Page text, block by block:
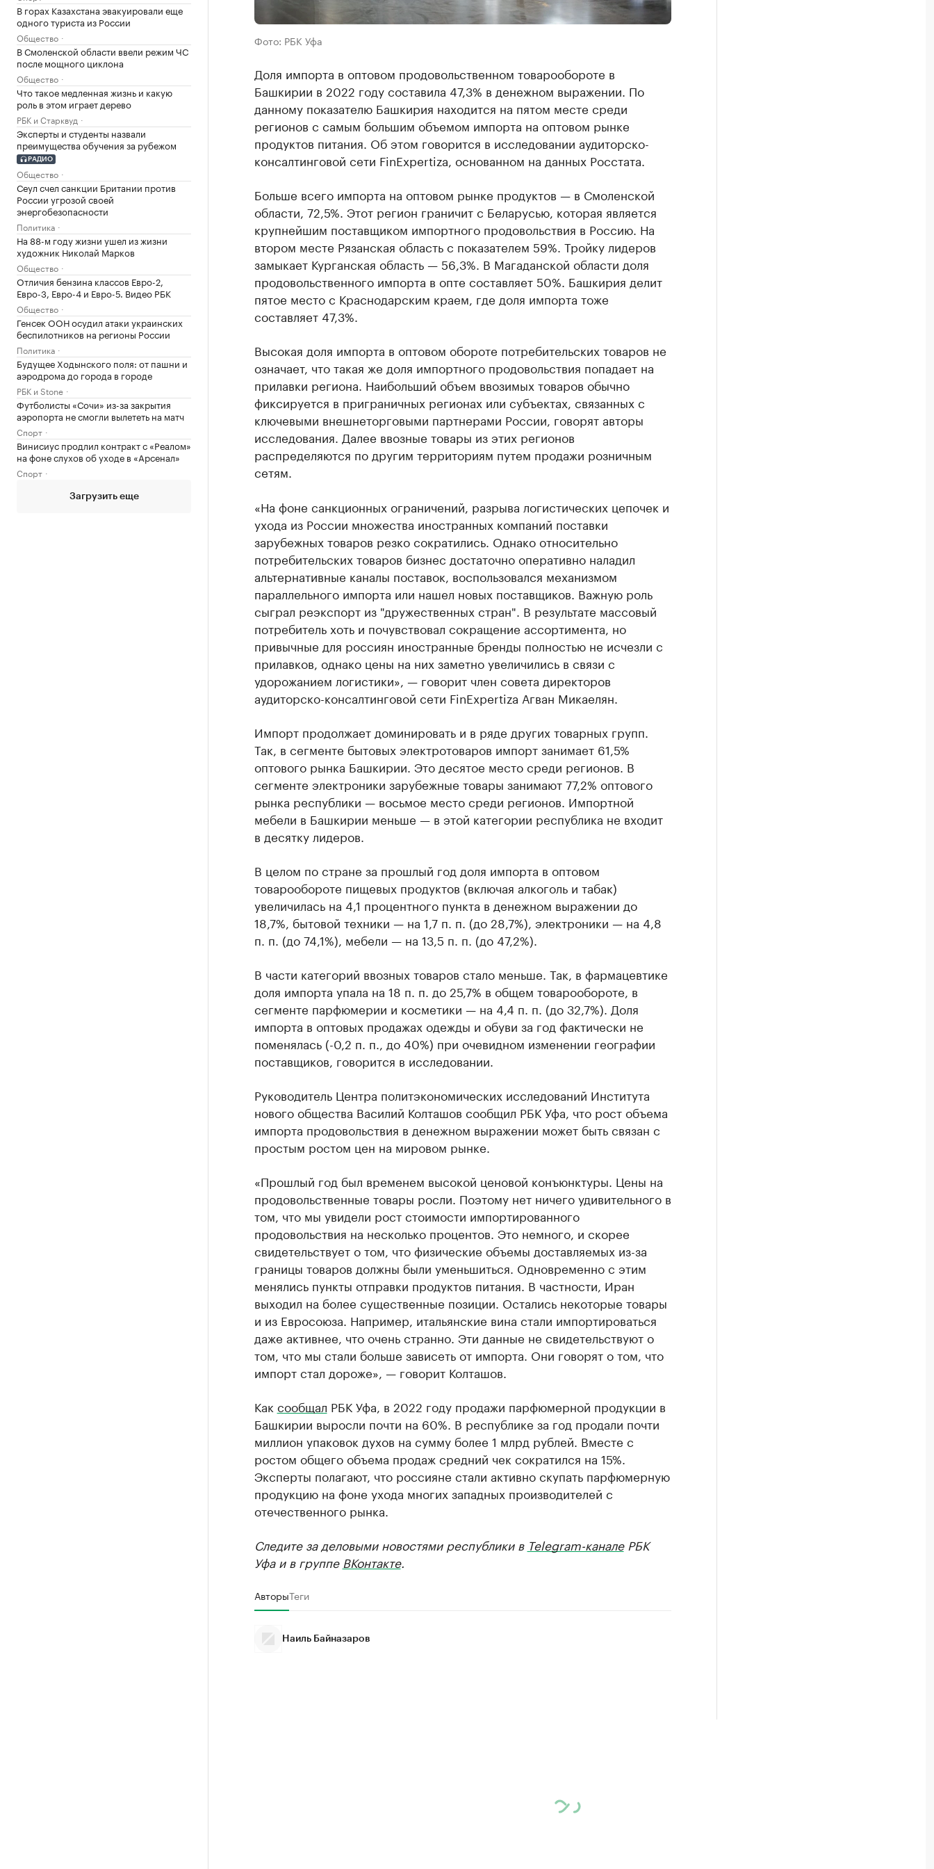
В горах Казахстана эвакуировали еще
одного туриста из России
Общество
В Смоленской области ввели режим ЧС
после мощного циклона
Общество
Что такое медленная жизнь и какую
роль в этом играет дерево
РБК и Старквуд
Эксперты и студенты назвали
преимущества обучения за рубежом
РАДИО
Общество
Сеул счел санкции Британии против
России угрозой своей
энергобезопасности
Политика
На 88-м году жизни ушел из жизни
художник Николай Марков
Общество
Отличия бензина классов Евро-2,
Евро-3, Евро-4 и Евро-5. Видео РБК
Общество
Генсек ООН осудил атаки украинских
беспилотников на регионы России
Политика
Будущее Ходынского поля: от пашни и
аэродрома до города в городе
РБК и Stone
Футболисты «Сочи» из-за закрытия
аэропорта не смогли вылететь на матч
Спорт
Винисиус продлил контракт с «Реалом»
на фоне слухов об уходе в «Арсенал»
Спорт
Загрузить еще
Фото: РБК Уфа
Доля импорта в оптовом продовольственном товарообороте в
Башкирии в 2022 году составила 47,3% в денежном выражении. По
данному показателю Башкирия находится на пятом месте среди
регионов с самым большим объемом импорта на оптовом рынке
продуктов питания. Об этом говорится в исследовании аудиторско-
консалтинговой сети FinExpertiza, основанном на данных Росстата.
Больше всего импорта на оптовом рынке продуктов — в Смоленской
области, 72,5%. Этот регион граничит с Беларусью, которая является
крупнейшим поставщиком импортного продовольствия в Россию. На
втором месте Рязанская область с показателем 59%. Тройку лидеров
замыкает Курганская область — 56,3%. В Магаданской области доля
продовольственного импорта в опте составляет 50%. Башкирия делит
пятое место с Краснодарским краем, где доля импорта тоже
составляет 47,3%.
Высокая доля импорта в оптовом обороте потребительских товаров не
означает, что такая же доля импортного продовольствия попадает на
прилавки региона. Наибольший объем ввозимых товаров обычно
фиксируется в приграничных регионах или субъектах, связанных с
ключевыми внешнеторговыми партнерами России, говорят авторы
исследования. Далее ввозные товары из этих регионов
распределяются по другим территориям путем продажи розничным
сетям.
«На фоне санкционных ограничений, разрыва логистических цепочек и
ухода из России множества иностранных компаний поставки
зарубежных товаров резко сократились. Однако относительно
потребительских товаров бизнес достаточно оперативно наладил
альтернативные каналы поставок, воспользовался механизмом
параллельного импорта или нашел новых поставщиков. Важную роль
сыграл реэкспорт из "дружественных стран". В результате массовый
потребитель хоть и почувствовал сокращение ассортимента, но
привычные для россиян иностранные бренды полностью не исчезли с
прилавков, однако цены на них заметно увеличились в связи с
удорожанием логистики», — говорит член совета директоров
аудиторско-консалтинговой сети FinExpertiza Агван Микаелян.
Импорт продолжает доминировать и в ряде других товарных групп.
Так, в сегменте бытовых электротоваров импорт занимает 61,5%
оптового рынка Башкирии. Это десятое место среди регионов. В
сегменте электроники зарубежные товары занимают 77,2% оптового
рынка республики — восьмое место среди регионов. Импортной
мебели в Башкирии меньше — в этой категории республика не входит
в десятку лидеров.
В целом по стране за прошлый год доля импорта в оптовом
товарообороте пищевых продуктов (включая алкоголь и табак)
увеличилась на 4,1 процентного пункта в денежном выражении до
18,7%, бытовой техники — на 1,7 п. п. (до 28,7%), электроники — на 4,8
п. п. (до 74,1%), мебели — на 13,5 п. п. (до 47,2%).
В части категорий ввозных товаров стало меньше. Так, в фармацевтике
доля импорта упала на 18 п. п. до 25,7% в общем товарообороте, в
сегменте парфюмерии и косметики — на 4,4 п. п. (до 32,7%). Доля
импорта в оптовых продажах одежды и обуви за год фактически не
поменялась (-0,2 п. п., до 40%) при очевидном изменении географии
поставщиков, говорится в исследовании.
Руководитель Центра политэкономических исследований Института
нового общества Василий Колташов сообщил РБК Уфа, что рост объема
импорта продовольствия в денежном выражении может быть связан с
простым ростом цен на мировом рынке.
«Прошлый год был временем высокой ценовой конъюнктуры. Цены на
продовольственные товары росли. Поэтому нет ничего удивительного в
том, что мы увидели рост стоимости импортированного
продовольствия на несколько процентов. Это немного, и скорее
свидетельствует о том, что физические объемы доставляемых из-за
границы товаров должны были уменьшиться. Одновременно с этим
менялись пункты отправки продуктов питания. В частности, Иран
выходил на более существенные позиции. Остались некоторые товары
и из Евросоюза. Например, итальянские вина стали импортироваться
даже активнее, что очень странно. Эти данные не свидетельствуют о
том, что мы стали больше зависеть от импорта. Они говорят о том, что
импорт стал дороже», — говорит Колташов.
Как сообщал РБК Уфа, в 2022 году продажи парфюмерной продукции в
Башкирии выросли почти на 60%. В республике за год продали почти
миллион упаковок духов на сумму более 1 млрд рублей. Вместе с
ростом общего объема продаж средний чек сократился на 15%.
Эксперты полагают, что россияне стали активно скупать парфюмерную
продукцию на фоне ухода многих западных производителей с
отечественного рынка.
Следите за деловыми новостями республики в Telegram-каналеРБК
Уфа и в группе ВКонтакте.
АвторыТеги
Наиль Байназаров